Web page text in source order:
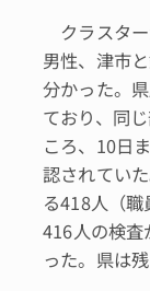
クラスタ
男性、津市
分かった。
ており、同
ころ、10日
認されてい
る418人（
416人の検査
った。県は